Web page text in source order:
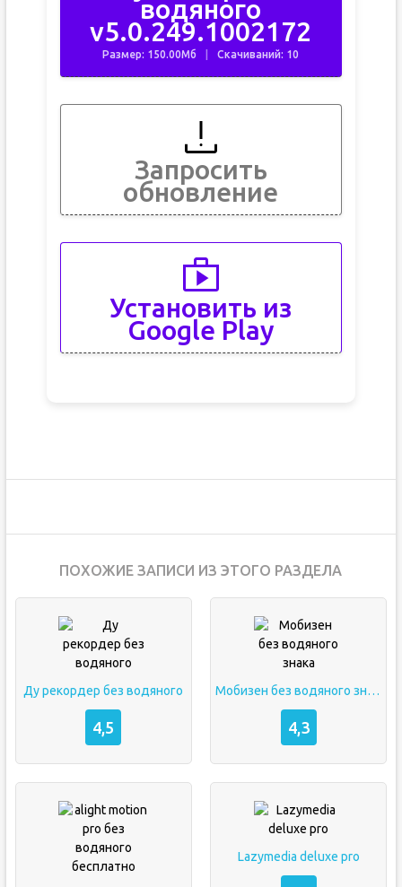
водяного
v5.0.249.1002172
Размер: 150.00Мб Скачиваний: 10
Запросить
обновление
Установить из
Google Play
ПОХОЖИЕ ЗАПИСИ ИЗ ЭТОГО РАЗДЕЛА
Ду рекордер без водяного
4,5
Мобизен без водяного знака
4,3
Lazymedia deluxe pro